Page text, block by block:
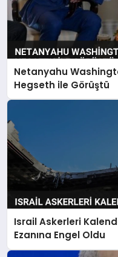
Netanyahu
Hegseth ile Görüştü
Israil Askerleri
Ezanına Engel Oldu